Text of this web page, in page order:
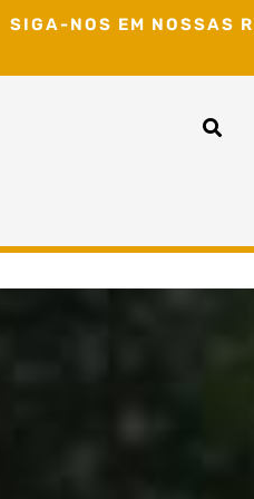
SIGA-NOS EM NOSSAS